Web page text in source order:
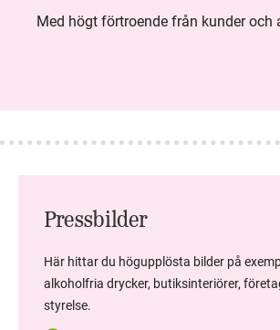
Pressbilder
Här hittar du högupplösta bilder på
alkoholfria drycker, butiksinteriörer,
styrelse.